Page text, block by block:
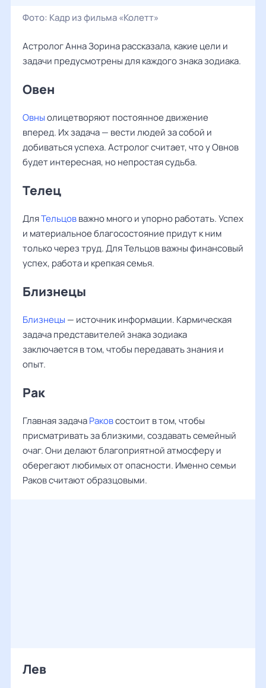
Фото: Кадр из фильма «Колетт»
Астролог Анна Зорина рассказала, какие цели и
задачи предусмотрены для каждого знака зодиака.
Овен
Овныолицетворяют постоянное движение
вперед. Их задача — вести людей за собой и
добиваться успеха. Астролог считает, что у Овнов
будет интересная, но непростая судьба.
Телец
ДляТельцовважно много и упорно работать. Успех
и материальное благосостояние придут к ним
только через труд. Для Тельцов важны финансовый
успех, работа и крепкая семья.
Близнецы
Близнецы — источник информации. Кармическая
задача представителей знака зодиака
заключается в том, чтобы передавать знания и
опыт.
Рак
Главная задачаРаковсостоит в том, чтобы
присматривать за близкими, создавать семейный
очаг. Они делают благоприятной атмосферу и
оберегают любимых от опасности. Именно семьи
Раков считают образцовыми.
Лев